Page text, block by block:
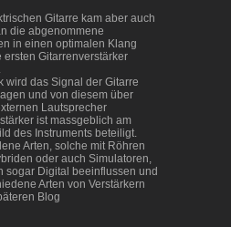
Gitarre kam aber auch
die abgenommene
in einen optimalen Klang
ersten Gitarrenverstärker
wird das Signal der Gitarre
und von diesem über
Lautsprecher
ist massgeblich am
des Instruments beteiligt.
Arten, solche mit Röhren
oder auch Simulatoren,
sogar Digital beeinflussen und
Arten von Verstärkern
Blog